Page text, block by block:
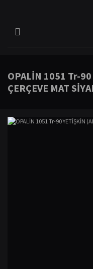
OPALİN 1051 Tr-90
ÇERÇEVE MAT